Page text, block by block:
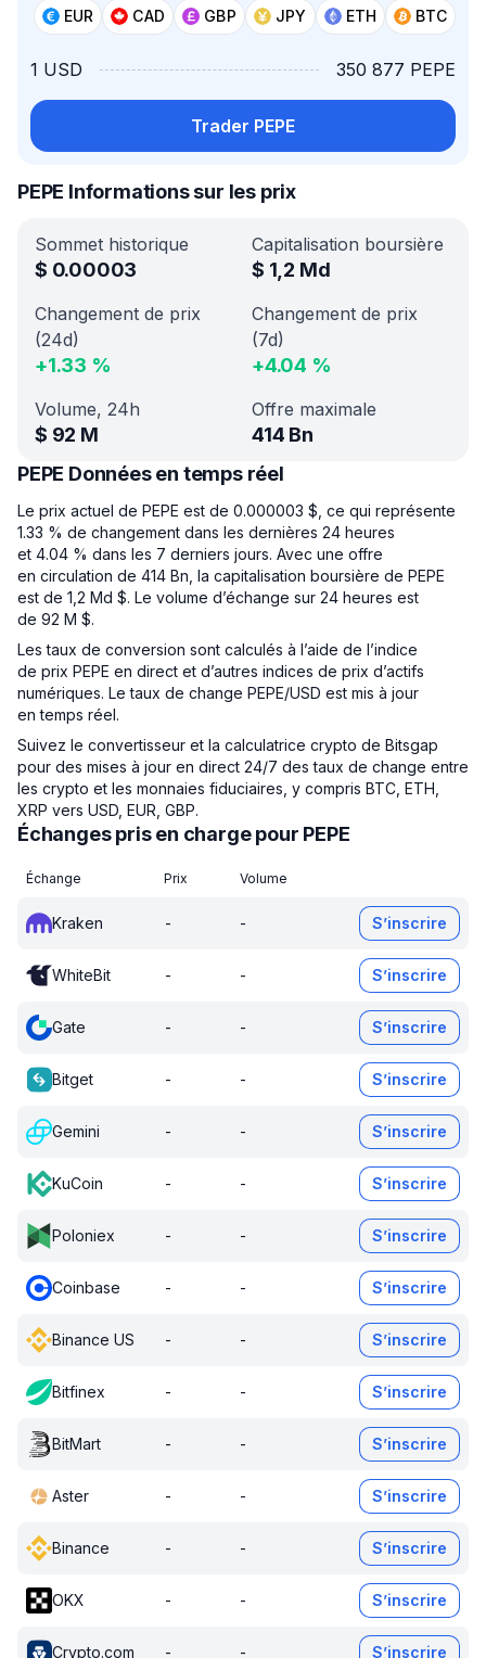
EUR CAD GBP JPY ETH BTC
1 USD 350 877 PEPE
Trader PEPE
PEPE Informations sur les prix
Sommet historique
$ 0.00003
Capitalisation boursière
$ 1,2 Md
Changement de prix
(24d)
+1.33 %
Changement de prix
(7d)
+4.04 %
Volume, 24h
$ 92 M
Offre maximale
414 Bn
PEPE Données en temps réel
Le prix actuel de PEPE est de 0.000003 $, ce qui représente
1.33 % de changement dans les dernières 24 heures
et 4.04 % dans les 7 derniers jours. Avec une offre
en circulation de 414 Bn, la capitalisation boursière de PEPE
est de 1,2 Md $. Le volume d’échange sur 24 heures est
de 92 M $.
Les taux de conversion sont calculés à l’aide de l’indice
de prix PEPE en direct et d’autres indices de prix d’actifs
numériques. Le taux de change PEPE/USD est mis à jour
en temps réel.
Suivez le convertisseur et la calculatrice crypto de Bitsgap
pour des mises à jour en direct 24/7 des taux de change entre
les crypto et les monnaies fiduciaires, y compris BTC, ETH,
XRP vers USD, EUR, GBP.
Échanges pris en charge pour PEPE
Échange Prix Volume
Kraken - - S’inscrire
WhiteBit - - S’inscrire
Gate - - S’inscrire
Bitget - - S’inscrire
Gemini - - S’inscrire
KuCoin - - S’inscrire
Poloniex - - S’inscrire
Coinbase - - S’inscrire
Binance US - - S’inscrire
Bitfinex - - S’inscrire
BitMart - - S’inscrire
Aster - - S’inscrire
Binance - - S’inscrire
OKX - - S’inscrire
Crypto.com - - S’inscrire